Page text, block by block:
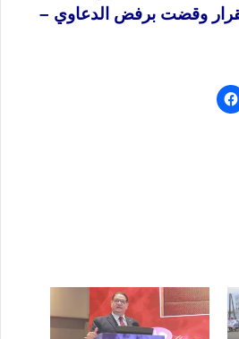
وقضت برفض الدعاوي –